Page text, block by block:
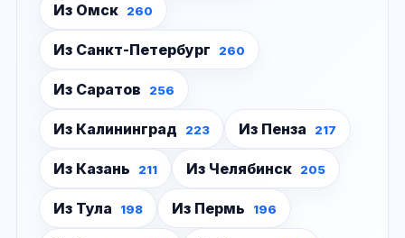
Из Омск 260
Из Санкт-Петербург 260
Из Саратов 256
Из Калининград 223 Из Пенза 217
Из Казань 211 Из Челябинск 205
Из Тула 198 Из Пермь 196